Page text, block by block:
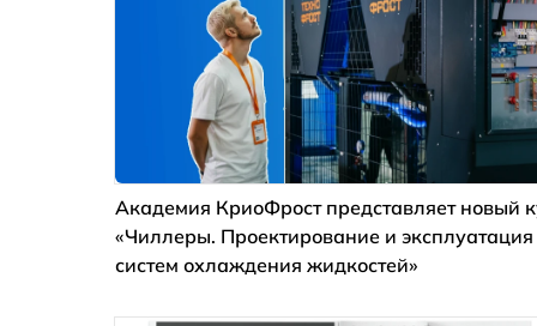
Академия КриоФрост представляет новый
«Чиллеры. Проектирование и эксплуатация
систем охлаждения жидкостей»